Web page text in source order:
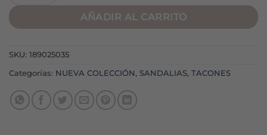
AÑADIR AL CARRITO
SKU: 189025035
Categorías: NUEVA COLECCIÓN , SANDALIAS, TACONES